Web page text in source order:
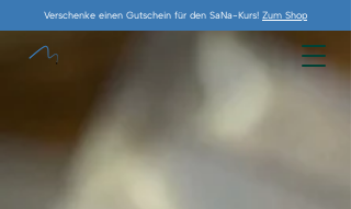
Verschenke einen Gutschein für den SaNa-Kurs! Zum Shop